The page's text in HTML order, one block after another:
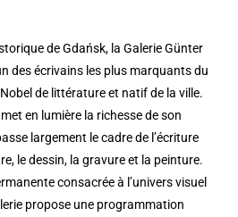
de Gdańsk, la Galerie Günter
des écrivains les plus marquants du
de littérature et natif de la ville.
en lumière la richesse de son
largement le cadre de l’écriture
le dessin, la gravure et la peinture.
consacrée à l’univers visuel
propose une programmation